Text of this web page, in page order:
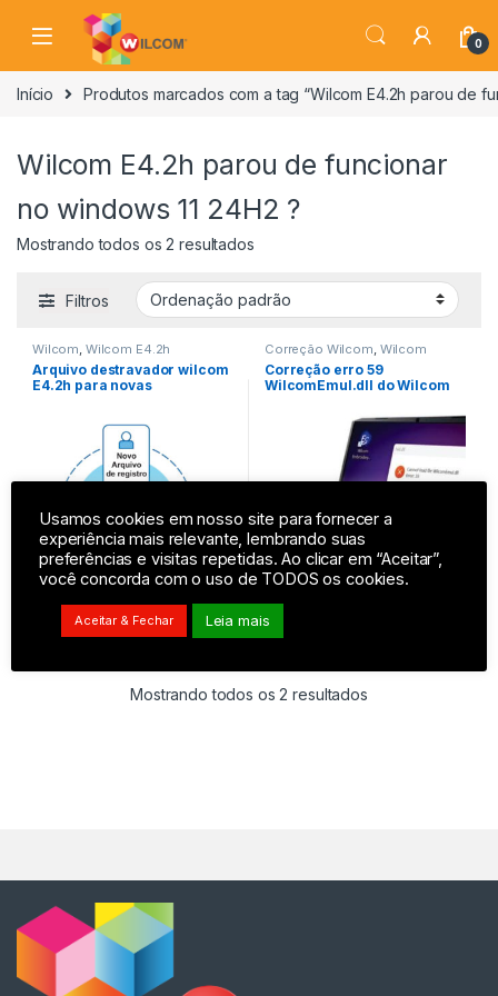
Ir para a navegação
Ir para o conteúdo
0
Início Produtos marcados com a tag “Wilcom E4.2h parou de
Wilcom E4.2h parou de funcionar
no windows 11 24H2 ?
Mostrando todos os 2 resultados
Filtros
Wilcom, Wilcom E4.2h
Arquivo destravador wilcom
E4.2h para novas
-82%
34,99
199,90
Correção Wilcom, Wilcom
Correção erro 59
WilcomEmul.dll do Wilcom
-82%
R$
Mostrando todos os 2 resultados
Usamos cookies em nosso site para fornecer a
experiência mais relevante, lembrando suas
preferências e visitas repetidas. Ao clicar em “Aceitar”,
você concorda com o uso de TODOS os cookies.
Aceitar & Fechar Leia mais